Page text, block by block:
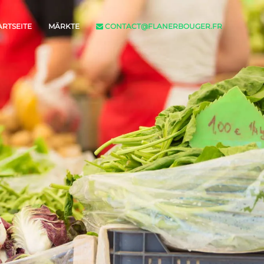
MÄRKTE CONTACT@FLANERBOUGER.FR